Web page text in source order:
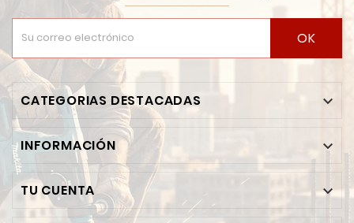
OK
CATEGORIAS DESTACADAS 
INFORMACIÓN 
TU CUENTA 